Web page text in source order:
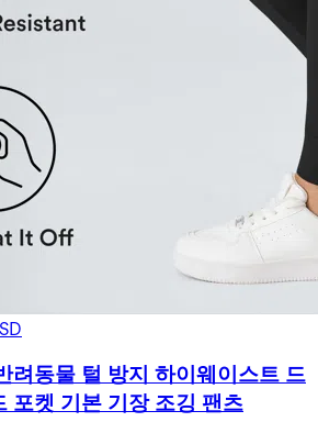
려동물 털 방지 하이웨이스트 드
포켓 기본 기장 조깅 팬츠